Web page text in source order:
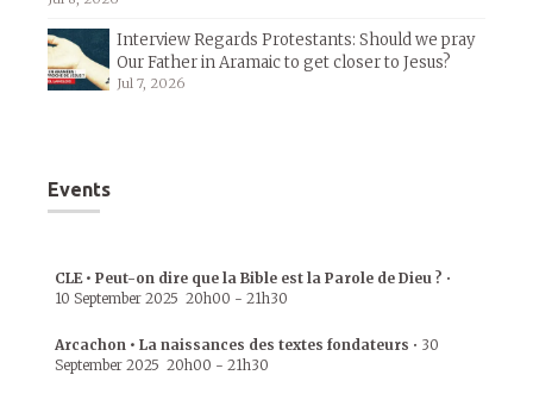
Interview Regards Protestants: Should we pray
Our Father in Aramaic to get closer to Jesus?
Jul 7, 2026
Events
CLE • Peut-on dire que la Bible est la Parole de Dieu ? •
10 September 2025 20h00 - 21h30
Arcachon • La naissances des textes fondateurs • 30
September 2025 20h00 - 21h30